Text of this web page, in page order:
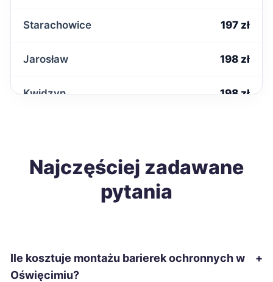
Starachowice 197 zł
Jarosław 198 zł
Kwidzyn 198 zł
Nowa Sól 198 zł
Kędzierzyn-Koźle 199 zł
Najczęściej zadawane
pytania
Ile kosztuje montażu barierek ochronnych w
Oświęcimiu?
+